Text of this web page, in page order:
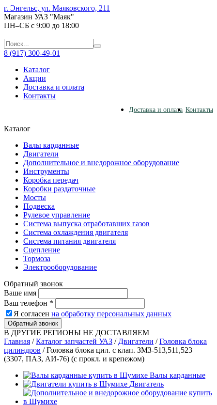
г. Энгельс, ул. Маяковского, 211
Магазин УАЗ "Маяк"
ПН–СБ с 9:00 до 18:00
8 (917) 300-49-01
Каталог
Акции
Доставка и оплата
Контакты
Доставка и оплата Контакты
Каталог
Валы карданные
Двигатели
Дополнительное и внедорожное оборудование
Инструменты
Коробка передач
Коробки раздаточные
Мосты
Подвеска
Рулевое управление
Система выпуска отработавших газов
Система охлаждения двигателя
Система питания двигателя
Сцепление
Тормоза
Электрооборудование
Обратный звонок
Ваше имя
Ваш телефон *
Я согласен на обработку персональных данных
Обратный звонок
В ДРУГИЕ РЕГИОНЫ НЕ ДОСТАВЛЯЕМ
Главная /Каталог запчастей УАЗ / Двигатели /Головка блока
цилиндров /Головка блока цил. с клап. ЗМЗ-513,511,523
(3307, ПАЗ, АИ-76) (с прокл. и крепежом)
Валы карданные
Двигатель